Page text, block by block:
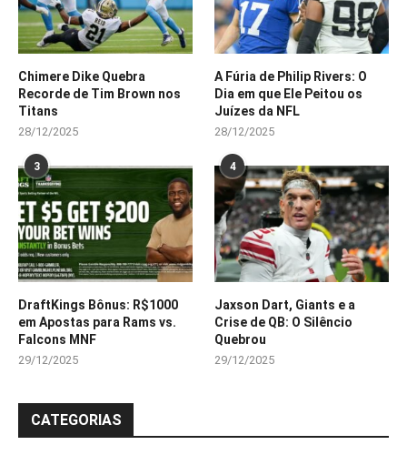
Chimere Dike Quebra
Recorde de Tim Brown nos
Titans
28/12/2025
A Fúria de Philip Rivers: O
Dia em que Ele Peitou os
Juízes da NFL
28/12/2025
3
DraftKings Bônus: R$1000
em Apostas para Rams vs.
Falcons MNF
29/12/2025
4
Jaxson Dart, Giants e a
Crise de QB: O Silêncio
Quebrou
29/12/2025
CATEGORIAS